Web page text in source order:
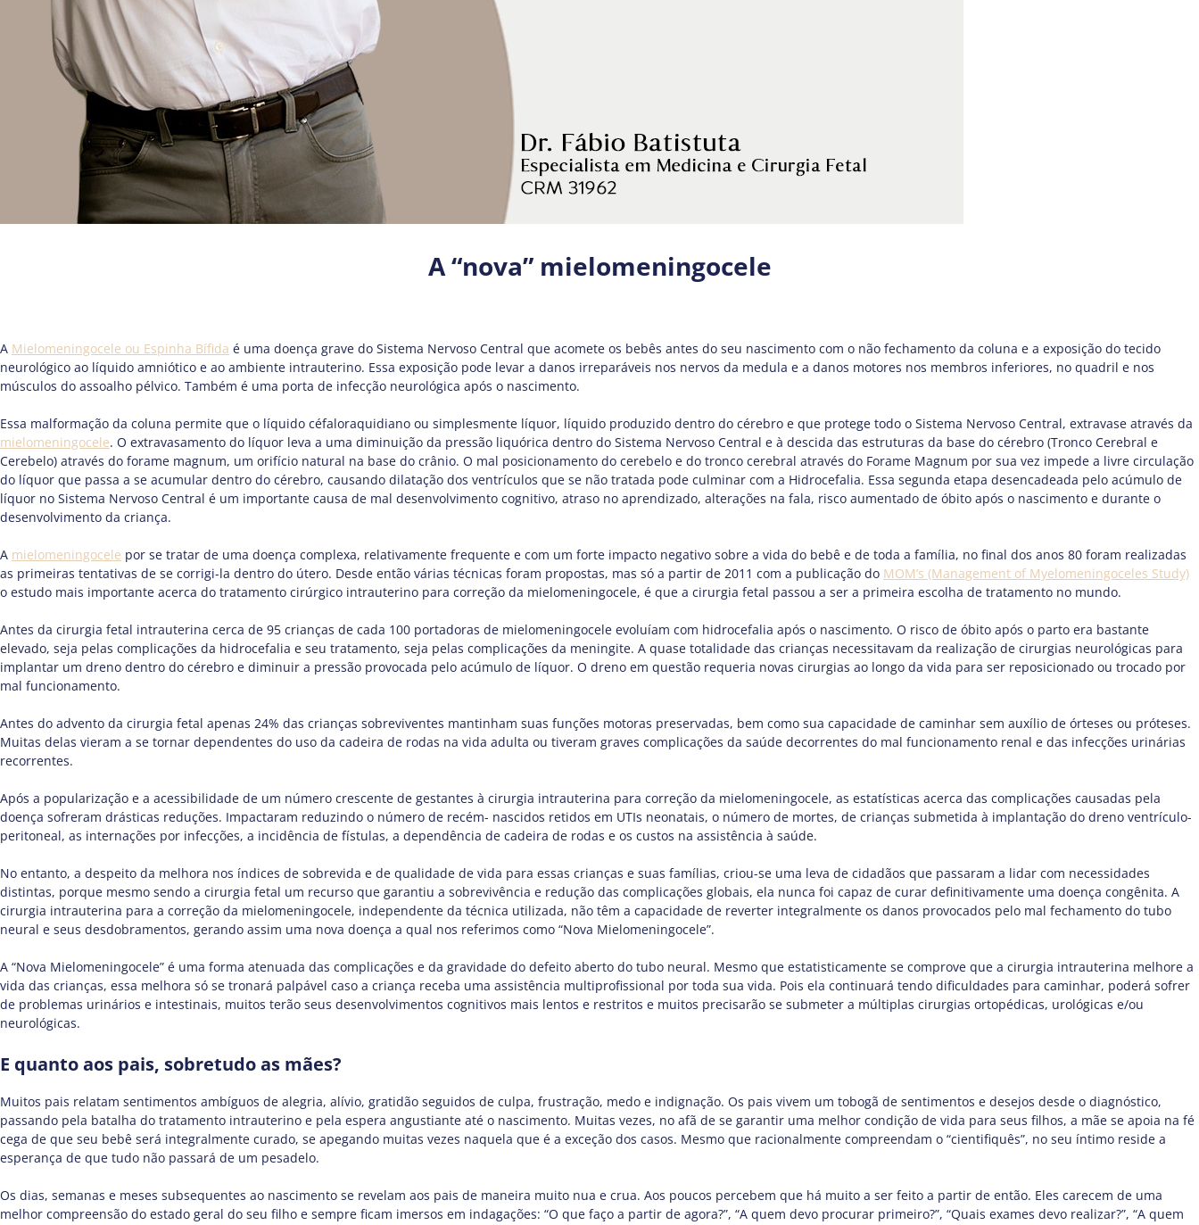
A “nova” mielomeningocele
A Mielomeningocele ou Espinha Bífida é uma doença grave do Sistema Nervoso Central que acomete os bebês antes do seu nascimento com o não fechamento da coluna e a exposição do tecido
neurológico ao líquido amniótico e ao ambiente intrauterino. Essa exposição pode levar a danos irreparáveis nos nervos da medula e a danos motores nos membros inferiores, no quadril e nos
músculos do assoalho pélvico. Também é uma porta de infecção neurológica após o nascimento.
Essa malformação da coluna permite que o líquido céfaloraquidiano ou simplesmente líquor, líquido produzido dentro do cérebro e que protege todo o Sistema Nervoso Central, extravase através da
mielomeningocele. O extravasamento do líquor leva a uma diminuição da pressão liquórica dentro do Sistema Nervoso Central e à descida das estruturas da base do cérebro (Tronco Cerebral e
Cerebelo) através do forame magnum, um orifício natural na base do crânio. O mal posicionamento do cerebelo e do tronco cerebral através do Forame Magnum por sua vez impede a livre circulação
do líquor que passa a se acumular dentro do cérebro, causando dilatação dos ventrículos que se não tratada pode culminar com a Hidrocefalia. Essa segunda etapa desencadeada pelo acúmulo de
líquor no Sistema Nervoso Central é um importante causa de mal desenvolvimento cognitivo, atraso no aprendizado, alterações na fala, risco aumentado de óbito após o nascimento e durante o
desenvolvimento da criança.
A mielomeningocele por se tratar de uma doença complexa, relativamente frequente e com um forte impacto negativo sobre a vida do bebê e de toda a família, no final dos anos 80 foram realizadas
as primeiras tentativas de se corrigi-la dentro do útero. Desde então várias técnicas foram propostas, mas só a partir de 2011 com a publicação do MOM’s (Management of Myelomeningoceles Study)
o estudo mais importante acerca do tratamento cirúrgico intrauterino para correção da mielomeningocele, é que a cirurgia fetal passou a ser a primeira escolha de tratamento no mundo.
Antes da cirurgia fetal intrauterina cerca de 95 crianças de cada 100 portadoras de mielomeningocele evoluíam com hidrocefalia após o nascimento. O risco de óbito após o parto era bastante
elevado, seja pelas complicações da hidrocefalia e seu tratamento, seja pelas complicações da meningite. A quase totalidade das crianças necessitavam da realização de cirurgias neurológicas para
implantar um dreno dentro do cérebro e diminuir a pressão provocada pelo acúmulo de líquor. O dreno em questão requeria novas cirurgias ao longo da vida para ser reposicionado ou trocado por
mal funcionamento.
Antes do advento da cirurgia fetal apenas 24% das crianças sobreviventes mantinham suas funções motoras preservadas, bem como sua capacidade de caminhar sem auxílio de órteses ou próteses.
Muitas delas vieram a se tornar dependentes do uso da cadeira de rodas na vida adulta ou tiveram graves complicações da saúde decorrentes do mal funcionamento renal e das infecções urinárias
recorrentes.
Após a popularização e a acessibilidade de um número crescente de gestantes à cirurgia intrauterina para correção da mielomeningocele, as estatísticas acerca das complicações causadas pela
doença sofreram drásticas reduções. Impactaram reduzindo o número de recém- nascidos retidos em UTIs neonatais, o número de mortes, de crianças submetida à implantação do dreno ventrículo-
peritoneal, as internações por infecções, a incidência de fístulas, a dependência de cadeira de rodas e os custos na assistência à saúde.
No entanto, a despeito da melhora nos índices de sobrevida e de qualidade de vida para essas crianças e suas famílias, criou-se uma leva de cidadãos que passaram a lidar com necessidades
distintas, porque mesmo sendo a cirurgia fetal um recurso que garantiu a sobrevivência e redução das complicações globais, ela nunca foi capaz de curar definitivamente uma doença congênita. A
cirurgia intrauterina para a correção da mielomeningocele, independente da técnica utilizada, não têm a capacidade de reverter integralmente os danos provocados pelo mal fechamento do tubo
neural e seus desdobramentos, gerando assim uma nova doença a qual nos referimos como “Nova Mielomeningocele”.
A “Nova Mielomeningocele” é uma forma atenuada das complicações e da gravidade do defeito aberto do tubo neural. Mesmo que estatisticamente se comprove que a cirurgia intrauterina melhore a
vida das crianças, essa melhora só se tronará palpável caso a criança receba uma assistência multiprofissional por toda sua vida. Pois ela continuará tendo dificuldades para caminhar, poderá sofrer
de problemas urinários e intestinais, muitos terão seus desenvolvimentos cognitivos mais lentos e restritos e muitos precisarão se submeter a múltiplas cirurgias ortopédicas, urológicas e/ou
neurológicas.
E quanto aos pais, sobretudo as mães?
Muitos pais relatam sentimentos ambíguos de alegria, alívio, gratidão seguidos de culpa, frustração, medo e indignação. Os pais vivem um tobogã de sentimentos e desejos desde o diagnóstico,
passando pela batalha do tratamento intrauterino e pela espera angustiante até o nascimento. Muitas vezes, no afã de se garantir uma melhor condição de vida para seus filhos, a mãe se apoia na fé
cega de que seu bebê será integralmente curado, se apegando muitas vezes naquela que é a exceção dos casos. Mesmo que racionalmente compreendam o “cientifiquês”, no seu íntimo reside a
esperança de que tudo não passará de um pesadelo.
Os dias, semanas e meses subsequentes ao nascimento se revelam aos pais de maneira muito nua e crua. Aos poucos percebem que há muito a ser feito a partir de então. Eles carecem de uma
melhor compreensão do estado geral do seu filho e sempre ficam imersos em indagações: “O que faço a partir de agora?”, “A quem devo procurar primeiro?”, “Quais exames devo realizar?”, “A quem